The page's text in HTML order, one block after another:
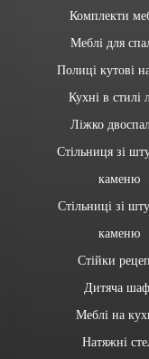
Комплекти
Меблі для
Полиці кутові
Кухні в стилі
Ліжко
Стільниця зі
каменю
Стільниці зі
каменю
Стійки
Дитяча
Меблі на
Натяжні